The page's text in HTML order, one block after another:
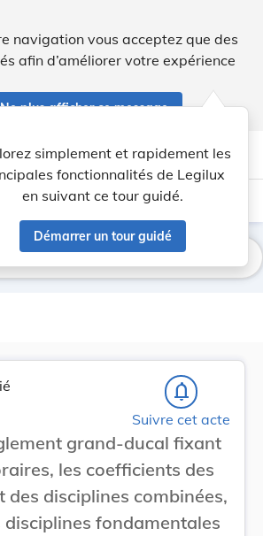
navigation vous acceptez que des
afin d’améliorer votre expérience
Ne plus afficher ce message
account_circle help Aide
simplement et rapidement les
fonctionnalités de Legilux
en suivant ce tour guidé.
Démarrer un tour guidé
light_mode dark_mode
notifications_none
Suivre cet acte
grand-ducal fixant
les coefficients des
des disciplines combinées,
disciplines fondamentales